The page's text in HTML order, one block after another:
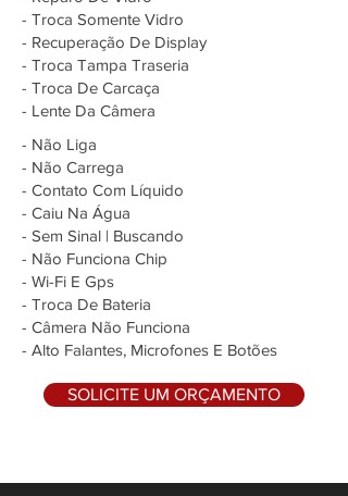
- Troca Somente Vidro
- Recuperação De Display
- Troca Tampa Traseria
- Troca De Carcaça
- Lente Da Câmera
- Não Liga
- Não Carrega
- Contato Com Líquido
- Caiu Na Água
- Sem Sinal | Buscando
- Não Funciona Chip
- Wi-Fi E Gps
- Troca De Bateria
- Câmera Não Funciona
- Alto Falantes, Microfones E Botões
SOLICITE UM ORÇAMENTO